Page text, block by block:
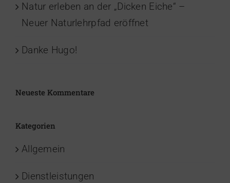
Natur erleben an der „Dicken Eiche“ –
Neuer Naturlehrpfad eröffnet
Danke Hugo!
Neueste Kommentare
Kategorien
Allgemein
Dienstleistungen